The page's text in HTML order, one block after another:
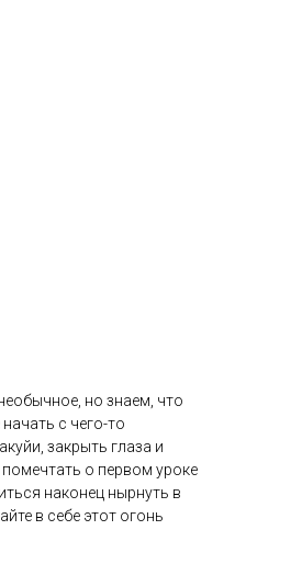
но знаем, что
с чего-то
закрыть глаза и
о первом уроке
наконец нырнуть в
в себе этот огонь